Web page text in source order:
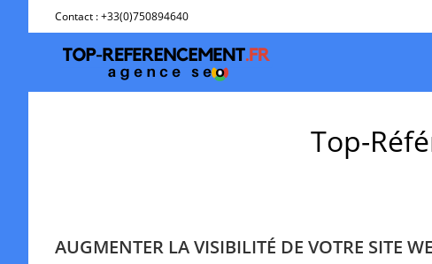
Contact : +33(0)750894640
Top-
AUGMENTER LA VISIBILITÉ DE VOTRE SITE